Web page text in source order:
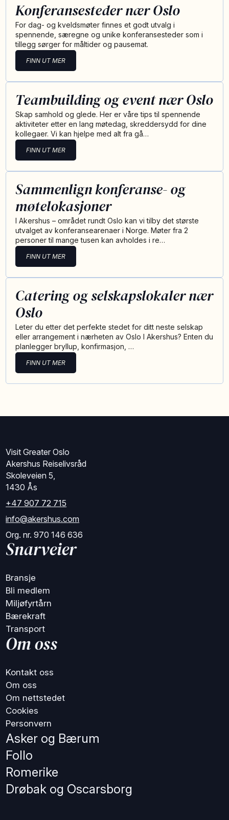
Konferansesteder nær Oslo
For dag- og kveldsmøter finnes et godt utvalg i
spennende, særegne og unike konferansesteder som i
tillegg sørger for måltider og pausemat.
FINN UT MER
Teambuilding og event nær Oslo
Skap samhold og glede. Her er våre tips til spennende
aktiviteter etter en lang møtedag, skreddersydd for dine
kollegaer. Vi kan hjelpe med alt fra gå…
FINN UT MER
Sammenlign konferanse- og
møtelokasjoner
I Akershus – området rundt Oslo kan vi tilby det største
utvalget av konferansearenaer i Norge. Møter fra 2
personer til mange tusen kan avholdes i re…
FINN UT MER
Catering og selskapslokaler nær
Oslo
Leter du etter det perfekte stedet for ditt neste selskap
eller arrangement i nærheten av Oslo I Akershus? Enten du
planlegger bryllup, konfirmasjon, …
FINN UT MER
Visit Greater Oslo
Akershus Reiselivsråd
Skoleveien 5,
1430 Ås
+47 907 72 715
info@akershus.com
Org. nr. 970 146 636
Snarveier
Bransje
Bli medlem
Miljøfyrtårn
Bærekraft
Transport
Om oss
Kontakt oss
Om oss
Om nettstedet
Cookies
Personvern
Asker og Bærum
Follo
Romerike
Drøbak og Oscarsborg